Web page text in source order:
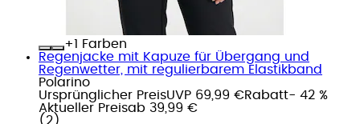
+
Farben
Regenjacke mit Kapuze für Übergang und
Regenwetter, mit regulierbarem Elastikband
Polarino
Ursprünglicher PreisUVP 69,99 €Rabatt- 42 %
Aktueller Preisab 39,99 €
( 2 )